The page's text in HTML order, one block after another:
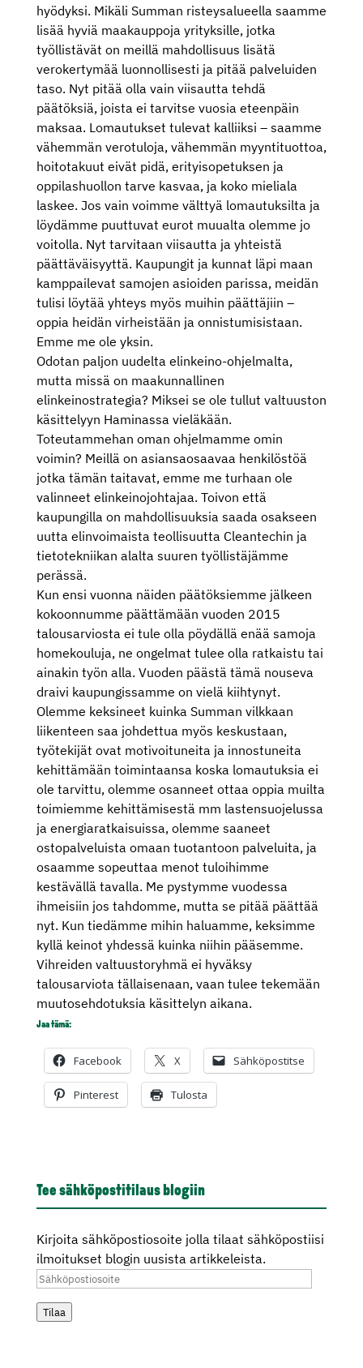
hyödyksi. Mikäli Summan risteysalueella saamme
lisää hyviä maakauppoja yrityksille, jotka
työllistävät on meillä mahdollisuus lisätä
verokertymää luonnollisesti ja pitää palveluiden
taso. Nyt pitää olla vain viisautta tehdä
päätöksiä, joista ei tarvitse vuosia eteenpäin
maksaa. Lomautukset tulevat kalliiksi – saamme
vähemmän verotuloja, vähemmän myyntituottoa,
hoitotakuut eivät pidä, erityisopetuksen ja
oppilashuollon tarve kasvaa, ja koko mieliala
laskee. Jos vain voimme välttyä lomautuksilta ja
löydämme puuttuvat eurot muualta olemme jo
voitolla. Nyt tarvitaan viisautta ja yhteistä
päättäväisyyttä. Kaupungit ja kunnat läpi maan
kamppailevat samojen asioiden parissa, meidän
tulisi löytää yhteys myös muihin päättäjiin –
oppia heidän virheistään ja onnistumisistaan.
Emme me ole yksin.
Odotan paljon uudelta elinkeino-ohjelmalta,
mutta missä on maakunnallinen
elinkeinostrategia? Miksei se ole tullut valtuuston
käsittelyyn Haminassa vieläkään.
Toteutammehan oman ohjelmamme omin
voimin? Meillä on asiansaosaavaa henkilöstöä
jotka tämän taitavat, emme me turhaan ole
valinneet elinkeinojohtajaa. Toivon että
kaupungilla on mahdollisuuksia saada osakseen
uutta elinvoimaista teollisuutta Cleantechin ja
tietotekniikan alalta suuren työllistäjämme
perässä.
Kun ensi vuonna näiden päätöksiemme jälkeen
kokoonnumme päättämään vuoden 2015
talousarviosta ei tule olla pöydällä enää samoja
homekouluja, ne ongelmat tulee olla ratkaistu tai
ainakin työn alla. Vuoden päästä tämä nouseva
draivi kaupungissamme on vielä kiihtynyt.
Olemme keksineet kuinka Summan vilkkaan
liikenteen saa johdettua myös keskustaan,
työtekijät ovat motivoituneita ja innostuneita
kehittämään toimintaansa koska lomautuksia ei
ole tarvittu, olemme osanneet ottaa oppia muilta
toimiemme kehittämisestä mm lastensuojelussa
ja energiaratkaisuissa, olemme saaneet
ostopalveluista omaan tuotantoon palveluita, ja
osaamme sopeuttaa menot tuloihimme
kestävällä tavalla. Me pystymme vuodessa
ihmeisiin jos tahdomme, mutta se pitää päättää
nyt. Kun tiedämme mihin haluamme, keksimme
kyllä keinot yhdessä kuinka niihin pääsemme.
Vihreiden valtuustoryhmä ei hyväksy
talousarviota tällaisenaan, vaan tulee tekemään
muutosehdotuksia käsittelyn aikana.
Jaa tämä:
Facebook X Sähköpostitse
Pinterest Tulosta
Tee sähköpostitilaus blogiin
Kirjoita sähköpostiosoite jolla tilaat sähköpostiisi
ilmoitukset blogin uusista artikkeleista.
Sähköpostiosoite
Tilaa